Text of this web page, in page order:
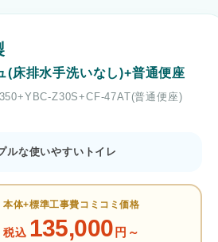
(床排水手洗いなし)+普通便座
Z30S+CF-47AT(普通便座)
ルな使いやすいトイレ
本体+標準工事費コミコミ価格
税込 135,000 円～